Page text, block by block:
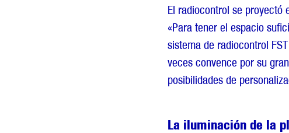
El radiocontrol se proyectó
«Para tener el espacio
sistema de radiocontrol
veces convence por su
posibilidades de
La iluminación de la